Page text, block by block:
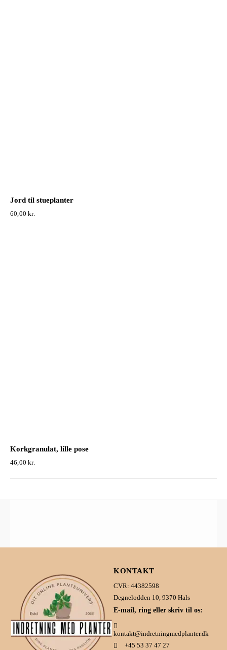
Jord til stueplanter
60,00kr.
Korkgranulat, lille pose
46,00kr.
KONTAKT
CVR: 44382598
Degnelodden 10, 9370 Hals
E-mail, ring eller skriv til os:
kontakt@indretningmedplanter.dk
+45 53 37 47 27